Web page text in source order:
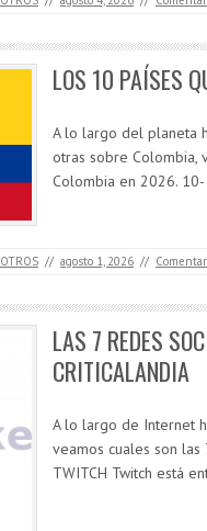
LOS 10 PAÍSES
A lo largo del planeta
otras sobre Colombia,
Colombia en 2026.
OTROS // agosto 1, 2026 //
LAS 7 REDES
CRITICALANDIA
A lo largo de Internet
veamos cuales son
TWITCH Twitch está